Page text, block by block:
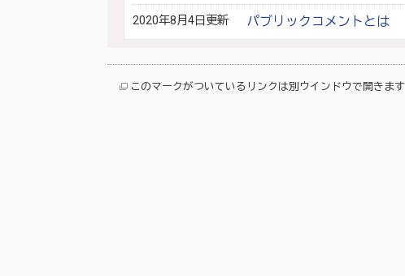
2020年8月4日更新 パブリックコメントとは
このマークがついているリンクは別ウインドウで開きます